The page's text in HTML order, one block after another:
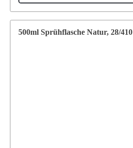
500ml Sprühflasche Natur, 28/410